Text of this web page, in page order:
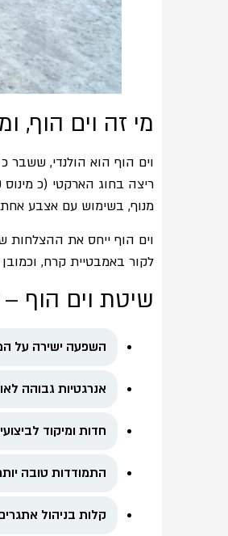
מי זה וים הוף,
מנוף, בשימוש עם אצבע
לקור באמבטיית קרח,
שיטת וים הוף –
השפעה ישירה על
אנרגטיות גבוהה
חדות ומיקוד
התמודדות טובה
קלות בניהול